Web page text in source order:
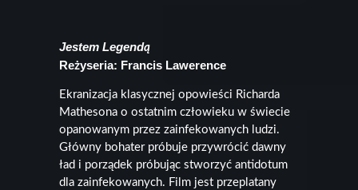
Jestem Legendą
Reżyseria: Francis Lawerence
Ekranizacja klasycznej opowieści Richarda
Mathesona o ostatnim człowieku w świecie
opanowanym przez zainfekowanych ludzi.
Główny bohater próbuje przywrócić dawny
ład i porządek próbując stworzyć antidotum
dla zainfekowanych. Film jest przeplatany